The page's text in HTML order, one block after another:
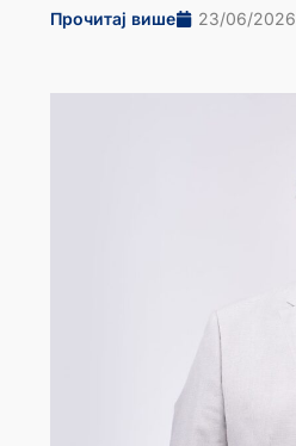
Прочитај више
23/06/2026